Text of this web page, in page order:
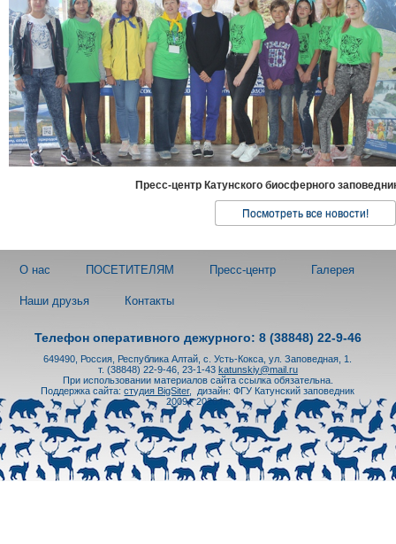
Пресс-центр Катунского биосферного
Посмотреть все новости!
О нас ПОСЕТИТЕЛЯМ Пресс-центр Галерея
Наши друзья Контакты
Телефон оперативного дежурного: 8 (38848) 22-9-46
649490, Россия, Республика Алтай, с. Усть-Кокса, ул. Заповедная, 1.
т. (38848) 22-9-46, 23-1-43 katunskiy@mail.ru
При использовании материалов сайта ссылка обязательна.
Поддержка сайта:студия BigSiter,
дизайн: ФГУ Катунский заповедник
2009 - 2026 гг.